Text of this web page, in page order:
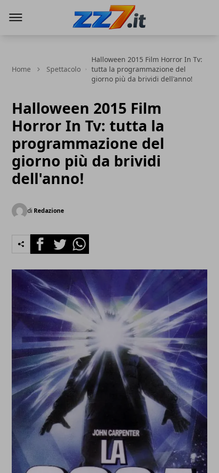
Home Spettacolo
Halloween 2015 Film Horror In Tv:
tutta la programmazione del
giorno più da brividi dell'anno!
Halloween 2015 Film
Horror In Tv: tutta la
programmazione del
giorno più da brividi
dell'anno!
di Redazione
FacebookTwitterWhatsapp